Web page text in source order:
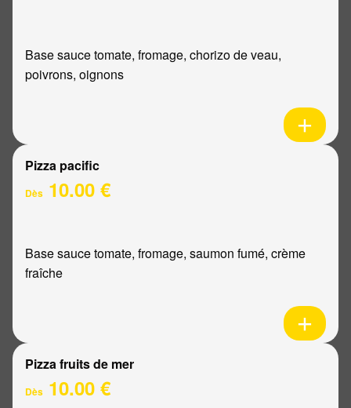
Base sauce tomate, fromage, chorizo de veau,
poivrons, oignons
Pizza pacific
Dès 10.00 €
Base sauce tomate, fromage, saumon fumé, crème
fraîche
Pizza fruits de mer
Dès 10.00 €